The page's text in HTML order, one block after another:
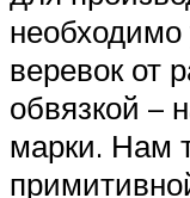
необходимо
веревок от
обвязкой –
марки. Нам